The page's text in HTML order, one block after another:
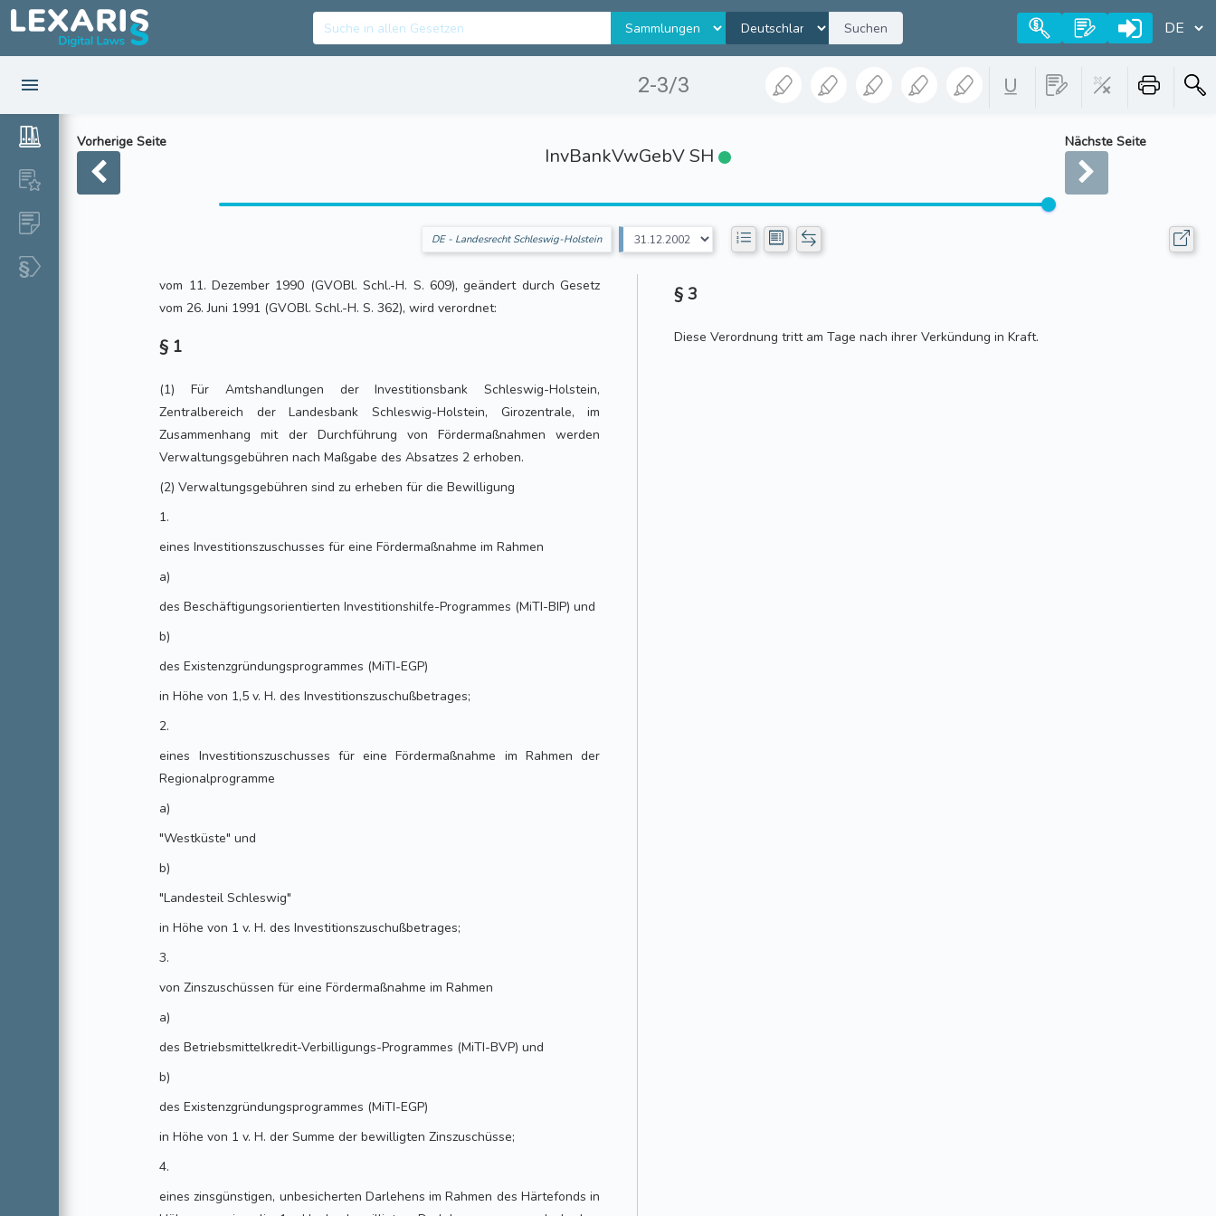
Suchen
2-3/3
Vorherige Seite
InvBankVwGebV SH
Nächste Seite
DE - Landesrecht Schleswig-Holstein
vom 11. Dezember 1990 (GVOBl. Schl.-H. S. 609), geändert durch Gesetz
vom 26. Juni 1991 (GVOBl. Schl.-H. S. 362), wird verordnet:
§ 1
(1) Für Amtshandlungen der Investitionsbank Schleswig-Holstein,
Zentralbereich der Landesbank Schleswig-Holstein, Girozentrale, im
Zusammenhang mit der Durchführung von Fördermaßnahmen werden
Verwaltungsgebühren nach Maßgabe des Absatzes 2 erhoben.
(2) Verwaltungsgebühren sind zu erheben für die Bewilligung
1.
eines Investitionszuschusses für eine Fördermaßnahme im Rahmen
a)
des Beschäftigungsorientierten Investitionshilfe-Programmes (MiTI-BIP) und
b)
des Existenzgründungsprogrammes (MiTI-EGP)
in Höhe von 1,5 v. H. des Investitionszuschußbetrages;
2.
eines Investitionszuschusses für eine Fördermaßnahme im Rahmen der
Regionalprogramme
a)
"Westküste" und
b)
"Landesteil Schleswig"
in Höhe von 1 v. H. des Investitionszuschußbetrages;
3.
von Zinszuschüssen für eine Fördermaßnahme im Rahmen
a)
des Betriebsmittelkredit-Verbilligungs-Programmes (MiTI-BVP) und
b)
des Existenzgründungsprogrammes (MiTI-EGP)
in Höhe von 1 v. H. der Summe der bewilligten Zinszuschüsse;
4.
eines zinsgünstigen, unbesicherten Darlehens im Rahmen des Härtefonds in
§ 3
Diese Verordnung tritt am Tage nach ihrer Verkündung in Kraft.